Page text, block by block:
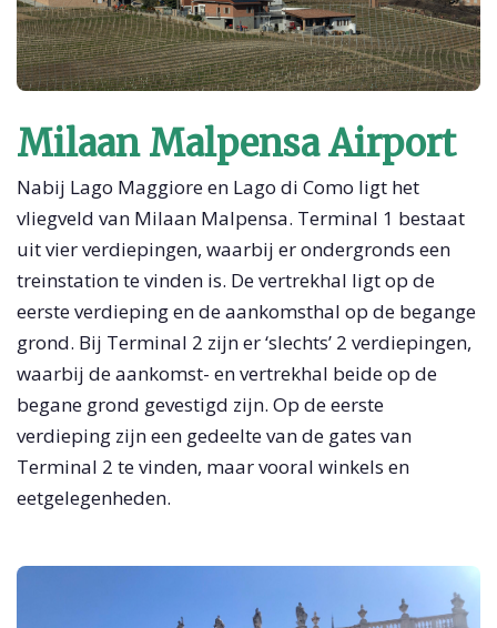
Milaan Malpensa Airport
Nabij Lago Maggiore en Lago di Como ligt het
vliegveld van Milaan Malpensa. Terminal 1 bestaat
uit vier verdiepingen, waarbij er ondergronds een
treinstation te vinden is. De vertrekhal ligt op de
eerste verdieping en de aankomsthal op de begange
grond. Bij Terminal 2 zijn er ‘slechts’ 2 verdiepingen,
waarbij de aankomst- en vertrekhal beide op de
begane grond gevestigd zijn. Op de eerste
verdieping zijn een gedeelte van de gates van
Terminal 2 te vinden, maar vooral winkels en
eetgelegenheden.